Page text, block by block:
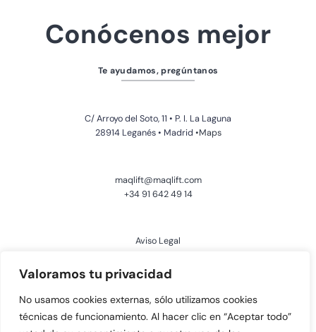
Valoramos tu privacidad
No usamos cookies externas, sólo utilizamos cookies
técnicas de funcionamiento. Al hacer clic en “Aceptar todo”
Conócenos mejor
Te ayudamos, pregúntanos
C/ Arroyo del Soto, 11 • P. I. La Laguna
28914 Leganés • Madrid •Maps
maqlift@maqlift.com
+34 91 642 49 14
Aviso Legal
Política de Cookies
Mapa Web